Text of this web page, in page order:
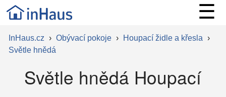
☰
InHaus.cz › Obývací pokoje › Houpací židle a křesla ›
Světle hnědá
Světle hnědá Houpací